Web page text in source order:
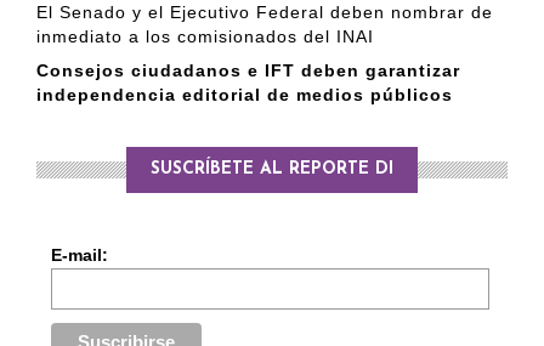
El Senado y el Ejecutivo Federal deben nombrar de
inmediato a los comisionados del INAI
Consejos ciudadanos e IFT deben garantizar
independencia editorial de medios públicos
SUSCRÍBETE AL REPORTE DI
E-mail: